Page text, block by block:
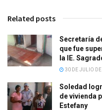
Related posts
Secretaría
que fue
la IE.
30 DE JULIO
Soledad
de vivienda
Estefany